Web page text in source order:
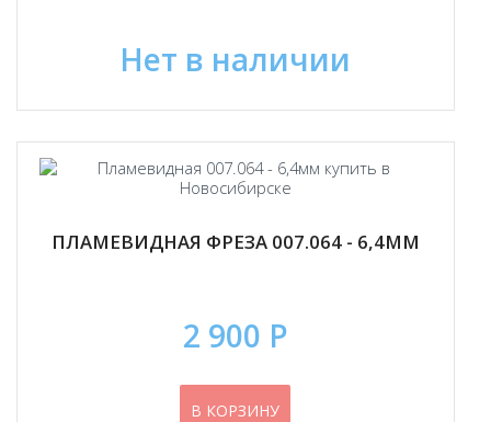
Нет в наличии
ПЛАМЕВИДНАЯ ФРЕЗА 007.064 - 6,4ММ
2 900 Р
В КОРЗИНУ